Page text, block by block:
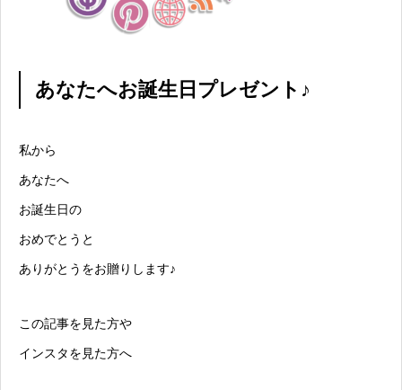
あなたへお誕生日プレゼント♪
私から
あなたへ
お誕生日の
おめでとうと
ありがとうをお贈りします♪
この記事を見た方や
インスタを見た方へ